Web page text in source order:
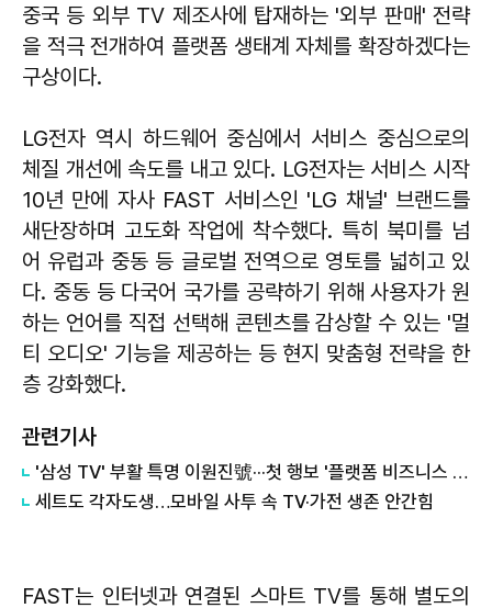
중국 등 외부 TV 제조사에 탑재하는 '외부 판매' 전략
을 적극 전개하여 플랫폼 생태계 자체를 확장하겠다는
구상이다.
LG전자 역시 하드웨어 중심에서 서비스 중심으로의
체질 개선에 속도를 내고 있다. LG전자는 서비스 시작
10년 만에 자사 FAST 서비스인 'LG 채널' 브랜드를
새단장하며 고도화 작업에 착수했다. 특히 북미를 넘
어 유럽과 중동 등 글로벌 전역으로 영토를 넓히고 있
다. 중동 등 다국어 국가를 공략하기 위해 사용자가 원
하는 언어를 직접 선택해 콘텐츠를 감상할 수 있는 '멀
티 오디오' 기능을 제공하는 등 현지 맞춤형 전략을 한
층 강화했다.
관련기사
'삼성 TV' 부활 특명 이원진號···첫 행보 '플랫폼 비즈니스 TF' 정체는
세트도 각자도생…모바일 사투 속 TV·가전 생존 안간힘
FAST는 인터넷과 연결된 스마트 TV를 통해 별도의